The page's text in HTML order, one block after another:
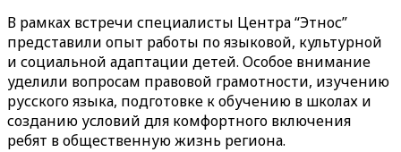
В рамках встречи специалисты Центра “Этнос”
представили опыт работы по языковой, культурной
и социальной адаптации детей. Особое внимание
уделили вопросам правовой грамотности, изучению
русского языка, подготовке к обучению в школах и
созданию условий для комфортного включения
ребят в общественную жизнь региона.